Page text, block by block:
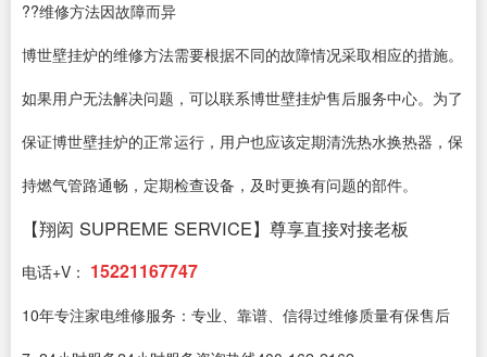
??维修方法因故障而异
博世壁挂炉的维修方法需要根据不同的故障情况采取相应的措施。
如果用户无法解决问题，可以联系博世壁挂炉售后服务中心。为了
保证博世壁挂炉的正常运行，用户也应该定期清洗热水换热器，保
持燃气管路通畅，定期检查设备，及时更换有问题的部件。
【翔闳 SUPREME SERVICE】尊享直接对接老板
电话+V： 15221167747
10年专注家电维修服务：专业、靠谱、信得过维修质量有保售后